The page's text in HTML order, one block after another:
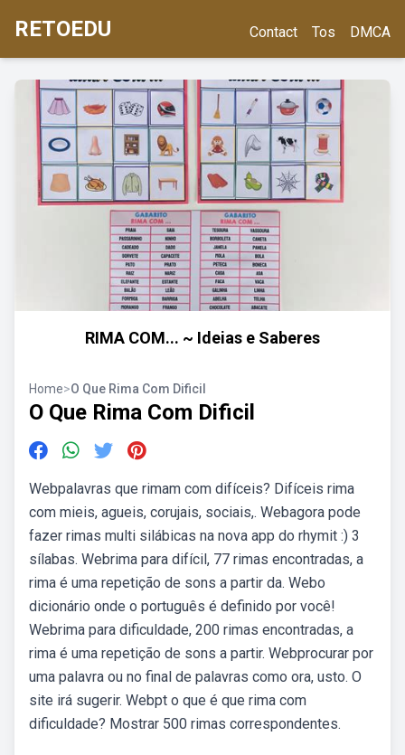
RETOEDU Contact Tos DMCA
RIMA COM... ~ Ideias e Saberes
Home>O Que Rima Com Dificil
O Que Rima Com Dificil
Webpalavras que rimam com difíceis? Difíceis rima
com mieis, agueis, corujais, sociais,. Webagora pode
fazer rimas multi silábicas na nova app do rhymit :) 3
sílabas. Webrima para difícil, 77 rimas encontradas, a
rima é uma repetição de sons a partir da. Webo
dicionário onde o português é definido por você!
Webrima para dificuldade, 200 rimas encontradas, a
rima é uma repetição de sons a partir. Webprocurar por
uma palavra ou no final de palavras como ora, usto. O
site irá sugerir. Webpt o que é que rima com
dificuldade? Mostrar 500 rimas correspondentes.